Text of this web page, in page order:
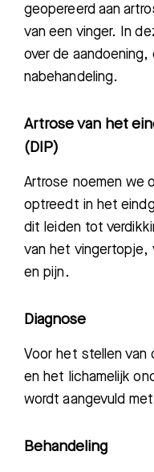
geopereerd aan
van een vinger. In
over de
nabehandeling.
Artrose van het
(DIP)
Artrose noemen we
optreedt in het
dit leiden tot
van het vingertopje,
en pijn.
Diagnose
Voor het stellen van
en het lichamelijk
wordt aangevuld
Behandeling